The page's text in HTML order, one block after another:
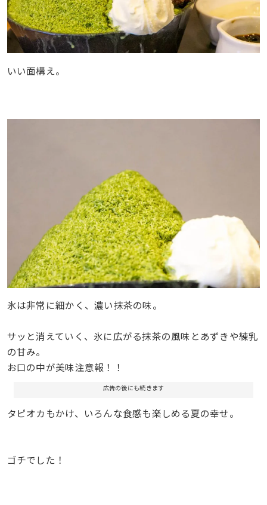
いい面構え。
氷は非常に細かく、濃い抹茶の味。
サッと消えていく、氷に広がる抹茶の風味とあずきや練乳
の甘み。
お口の中が美味注意報！！
広告の後にも続きます
タピオカもかけ、いろんな食感も楽しめる夏の幸せ。
ゴチでした！